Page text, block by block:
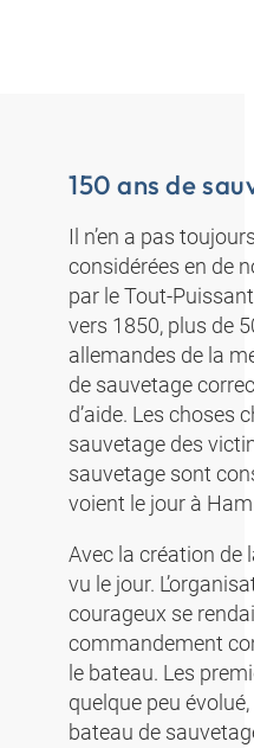
150 ans de
Il n’en a pas
considérées en de
par le Tout-
vers 1850, plus de
allemandes de la
de sauvetage
d’aide. Les choses
sauvetage des
sauvetage sont
voient le jour à
Avec la création de
vu le jour.
courageux se
commandement
le bateau. Les
quelque peu
bateau de